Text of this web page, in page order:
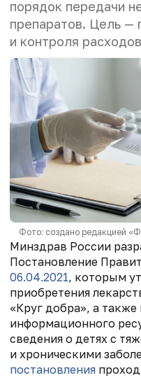
порядок передачи
препаратов. Цель —
и контроля
Фото: создано редакцией
Минздрав России
Постановление
06.04.2021, которым
приобретения
«Круг добра», а
информационного
сведения о детях с
и хроническими
постановления